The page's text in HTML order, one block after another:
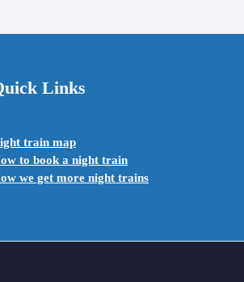
Links
train map
to book a night train
we get more night trains